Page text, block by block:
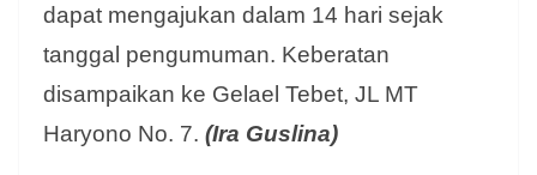
dapat mengajukan dalam 14 hari sejak
tanggal pengumuman. Keberatan
disampaikan ke Gelael Tebet, JL MT
Haryono No. 7. (Ira Guslina)